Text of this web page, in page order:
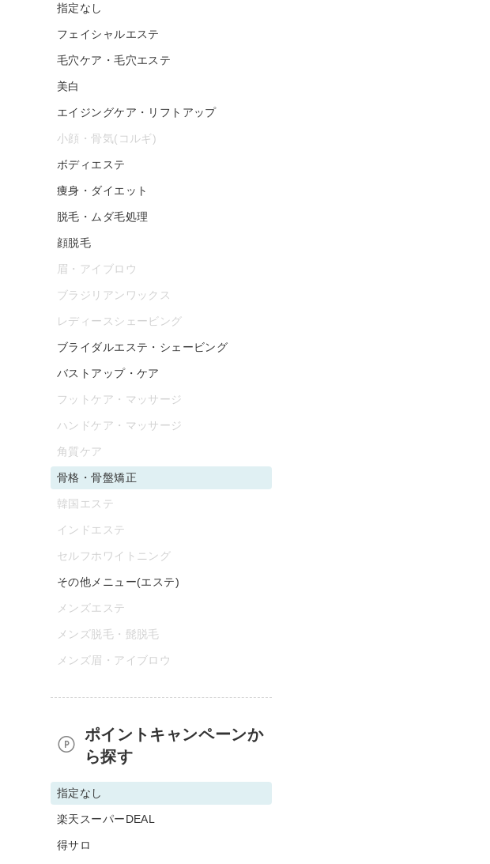
指定なし
フェイシャルエステ
毛穴ケア・毛穴エステ
美白
エイジングケア・リフトアップ
小顔・骨気(コルギ)
ボディエステ
痩身・ダイエット
脱毛・ムダ毛処理
顔脱毛
眉・アイブロウ
ブラジリアンワックス
レディースシェービング
ブライダルエステ・シェービング
バストアップ・ケア
フットケア・マッサージ
ハンドケア・マッサージ
角質ケア
骨格・骨盤矯正
韓国エステ
インドエステ
セルフホワイトニング
その他メニュー(エステ)
メンズエステ
メンズ脱毛・髭脱毛
メンズ眉・アイブロウ
ポイントキャンペーンか
ら探す
指定なし
楽天スーパーDEAL
得サロ